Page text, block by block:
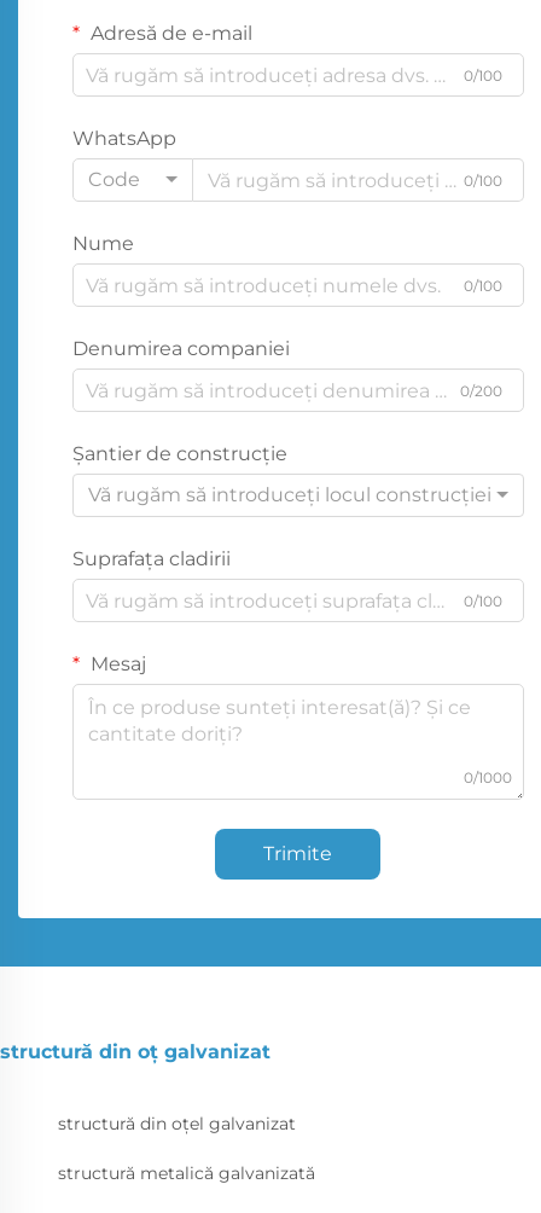
Adresă de e-mail
0/100
WhatsApp
Code
0/100
Nume
0/100
Denumirea companiei
0/200
Şantier de construcţie
Vă rugăm să introduceți locul construcției
Suprafața cladirii
0/100
Mesaj
0/1000
Trimite
structură din oț galvanizat
structură din oțel galvanizat
structură metalică galvanizată